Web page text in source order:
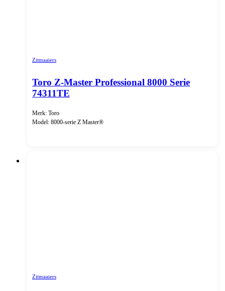
Zitmaaiers
Toro Z-Master Professional 8000 Serie
74311TE
Merk: Toro
Model: 8000-serie Z Master®
Zitmaaiers